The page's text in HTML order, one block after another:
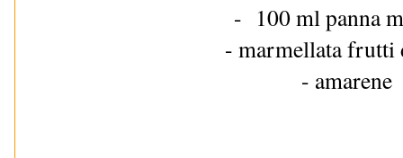
- 100 ml panna
- marmellata frutti
- amarene